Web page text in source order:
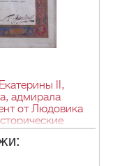
II,
адмирала
от Людовика
адмирала